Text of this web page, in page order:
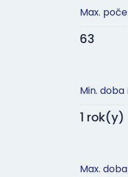
Max.
63
Min.
1 rok(y)
Max.